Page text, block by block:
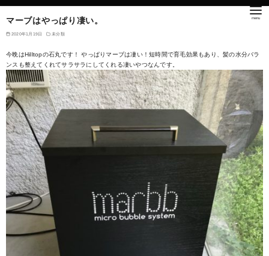
マーブはやっぱり凄い。
2020年1月19日 未分類
今晩はHilltopの石丸です！ やっぱりマーブは凄い！短時間で育毛効果もあり、髪の水分バラ
ンスも整えてくれてサラサラにしてくれる凄いやつなんです。